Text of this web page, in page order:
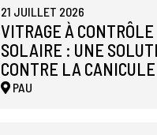
21 JUILLET 2026
VITRAGE À CONTRÔLE
SOLAIRE : UNE
CONTRE LA CANICULE
PAU